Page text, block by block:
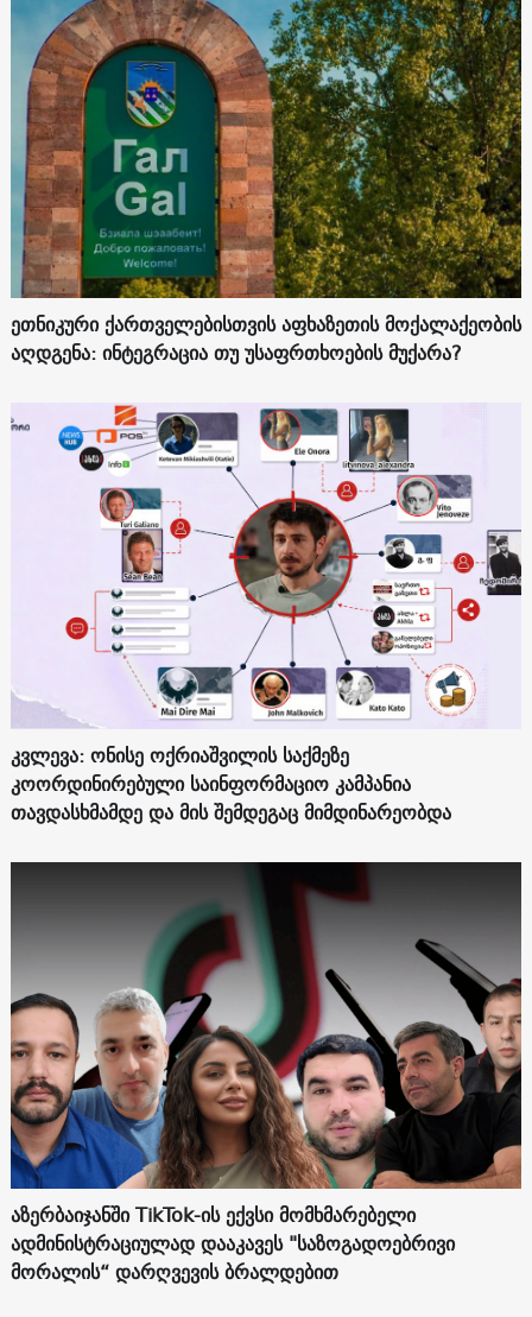
ეთნიკური ქართველებისთვის აფხაზეთის მოქალაქეობის
აღდგენა: ინტეგრაცია თუ უსაფრთხოების მუქარა?
კვლევა: ონისე ოქრიაშვილის საქმეზე
კოორდინირებული საინფორმაციო კამპანია
თავდასხმამდე და მის შემდეგაც მიმდინარეობდა
აზერბაიჯანში TikTok-ის ექვსი მომხმარებელი
ადმინისტრაციულად დააკავეს "საზოგადოებრივი
მორალის“ დარღვევის ბრალდებით